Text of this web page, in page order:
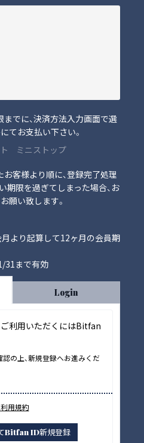
までに、決済方法入力画面で選
てお支払い下さい。
ミニストップ
客様より順に、登録完了処理
期限を過ぎてしまった場合、お
願い致します。
月より起算して12ヶ月の会員期
31まで有効
Login
利用いただくにはBitfan
の上、新規登録へお進みくだ
用規約
Bitfan ID新規登録